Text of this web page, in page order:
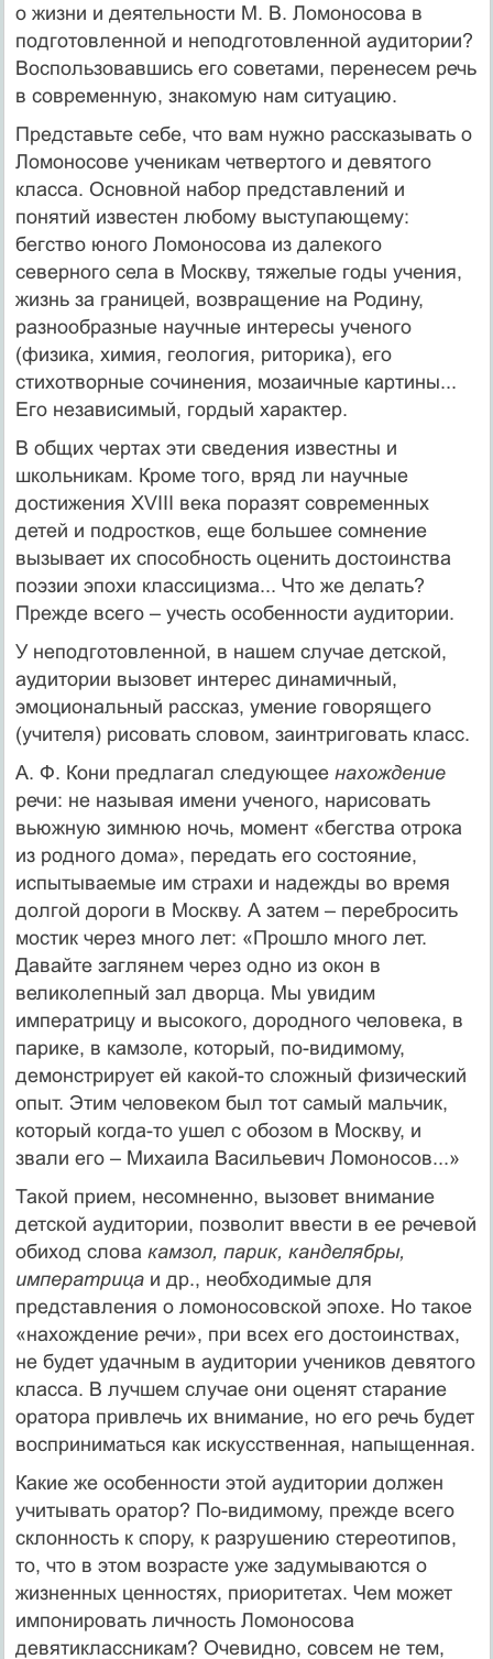
о жизни и деятельности М. В. Ломоносова в
подготовленной и неподготовленной аудитории?
Воспользовавшись его советами, перенесем речь
в современную, знакомую нам ситуацию.
Представьте себе, что вам нужно рассказывать о
Ломоносове ученикам четвертого и девятого
класса. Основной набор представлений и
понятий известен любому выступающему:
бегство юного Ломоносова из далекого
северного села в Москву, тяжелые годы учения,
жизнь за границей, возвращение на Родину,
разнообразные научные интересы ученого
(физика, химия, геология, риторика), его
стихотворные сочинения, мозаичные картины...
Его независимый, гордый характер.
В общих чертах эти сведения известны и
школьникам. Кроме того, вряд ли научные
достижения XVIII века поразят современных
детей и подростков, еще большее сомнение
вызывает их способность оценить достоинства
поэзии эпохи классицизма... Что же делать?
Прежде всего – учесть особенности аудитории.
У неподготовленной, в нашем случае детской,
аудитории вызовет интерес динамичный,
эмоциональный рассказ, умение говорящего
(учителя) рисовать словом, заинтриговать класс.
А. Ф. Кони предлагал следующее нахождение
речи: не называя имени ученого, нарисовать
вьюжную зимнюю ночь, момент «бегства отрока
из родного дома», передать его состояние,
испытываемые им страхи и надежды во время
долгой дороги в Москву. А затем – перебросить
мостик через много лет: «Прошло много лет.
Давайте заглянем через одно из окон в
великолепный зал дворца. Мы увидим
императрицу и высокого, дородного человека, в
парике, в камзоле, который, по-видимому,
демонстрирует ей какой-то сложный физический
опыт. Этим человеком был тот самый мальчик,
который когда-то ушел с обозом в Москву, и
звали его – Михаила Васильевич Ломоносов...»
Такой прием, несомненно, вызовет внимание
детской аудитории, позволит ввести в ее речевой
обиход слова камзол, парик, канделябры,
императрица и др., необходимые для
представления о ломоносовской эпохе. Но такое
«нахождение речи», при всех его достоинствах,
не будет удачным в аудитории учеников девятого
класса. В лучшем случае они оценят старание
оратора привлечь их внимание, но его речь будет
восприниматься как искусственная, напыщенная.
Какие же особенности этой аудитории должен
учитывать оратор? По-видимому, прежде всего
склонность к спору, к разрушению стереотипов,
то, что в этом возрасте уже задумываются о
жизненных ценностях, приоритетах. Чем может
импонировать личность Ломоносова
девятиклассникам? Очевидно, совсем не тем,